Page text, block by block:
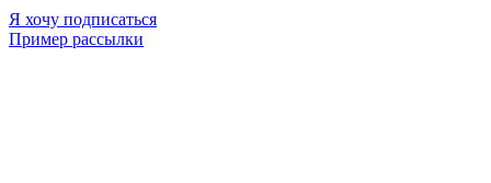
Я хочу подписаться
Пример рассылки